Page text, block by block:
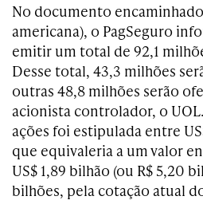
No documento
americana), o PagSeguro
emitir um total de 92,1
Desse total, 43,3 milhões
outras 48,8 milhões serão
acionista controlador, o
ações foi estipulada entre
que equivaleria a um valor
US$ 1,89 bilhão (ou R$ 5,20
bilhões, pela cotação atual